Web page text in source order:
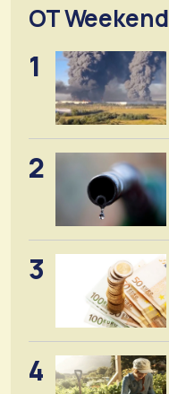
OT Weekend
1
2
3
4